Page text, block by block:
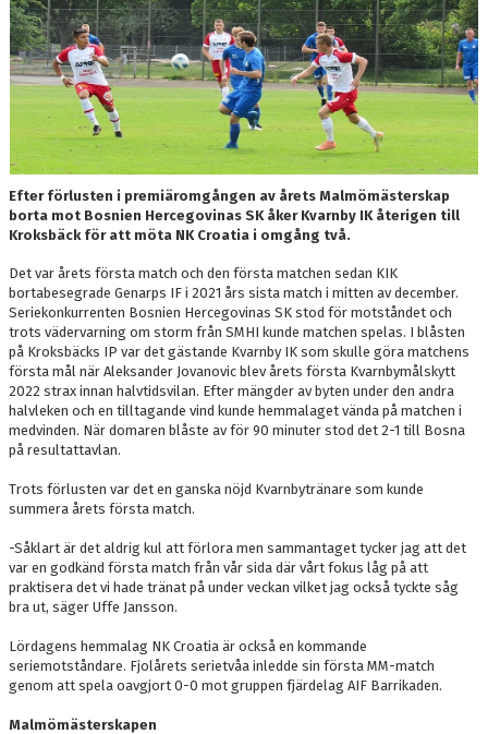
DOKUMENT
KONTAKT
Efter förlusten i premiäromgången av årets Malmömästerskap
borta mot Bosnien Hercegovinas SK åker Kvarnby IK återigen till
Kroksbäck för att möta NK Croatia i omgång två.
Det var årets första match och den första matchen sedan KIK
bortabesegrade Genarps IF i 2021 års sista match i mitten av december.
Seriekonkurrenten Bosnien Hercegovinas SK stod för motståndet och
trots vädervarning om storm från SMHI kunde matchen spelas. I blåsten
på Kroksbäcks IP var det gästande Kvarnby IK som skulle göra matchens
första mål när Aleksander Jovanovic blev årets första Kvarnbymålskytt
2022 strax innan halvtidsvilan. Efter mängder av byten under den andra
halvleken och en tilltagande vind kunde hemmalaget vända på matchen i
medvinden. När domaren blåste av för 90 minuter stod det 2-1 till Bosna
på resultattavlan.
Trots förlusten var det en ganska nöjd Kvarnbytränare som kunde
summera årets första match.
-Såklart är det aldrig kul att förlora men sammantaget tycker jag att det
var en godkänd första match från vår sida där vårt fokus låg på att
praktisera det vi hade tränat på under veckan vilket jag också tyckte såg
bra ut, säger Uffe Jansson.
Lördagens hemmalag NK Croatia är också en kommande
seriemotståndare. Fjolårets serietvåa inledde sin första MM-match
genom att spela oavgjort 0-0 mot gruppen fjärdelag AIF Barrikaden.
Malmömästerskapen